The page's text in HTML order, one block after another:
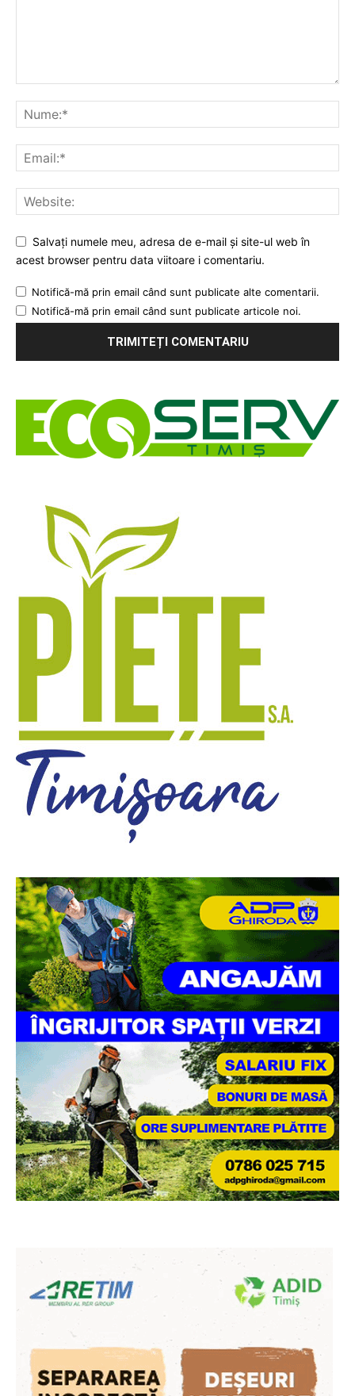
Salvați numele meu, adresa de e-mail și site-ul web în
acest browser pentru data viitoare i comentariu.
Notifică-mă prin email când sunt publicate alte comentarii.
Notifică-mă prin email când sunt publicate articole noi.